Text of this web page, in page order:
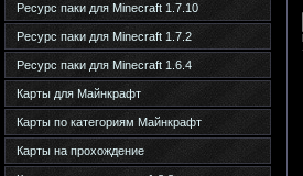
Ресурс паки для Minecraft 1.7.10
Ресурс паки для Minecraft 1.7.2
Ресурс паки для Minecraft 1.6.4
Карты для Майнкрафт
Карты по категориям Майнкрафт
Карты на прохождение